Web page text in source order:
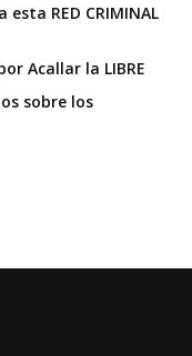
RED CRIMINAL
Acallar la LIBRE
sobre los